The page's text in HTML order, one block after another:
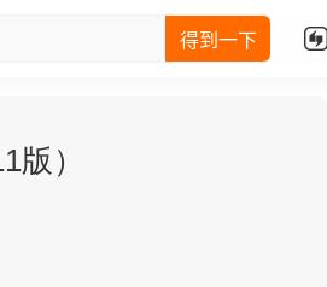
得到一下
）